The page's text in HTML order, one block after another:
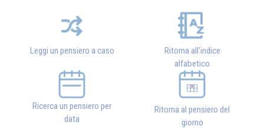
Leggi un pensiero a caso
Ritorna all'indice
alfabetico
Ricerca un pensiero per
data
Ritorna al pensiero del
giorno